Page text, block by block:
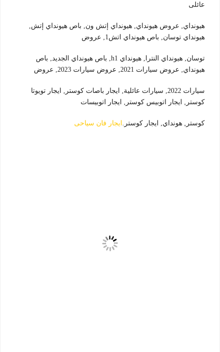
عائلى
هيونداي, عروض هيونداي, هيونداي إتش ون, باص هيونداي إتش,
هيونداي توسان, باص هيونداي اتش1, عروض
توسان, هيونداي النترا, هيونداي h1, باص هيونداي الجديد, باص
هيونداي, عروض سيارات 2021, عروض سيارات 2023, عروض
سيارات 2022, سيارات عائلية, ايجار باصات كوستر, ايجار تويوتا
كوستر, ايجار اتوبيس كوستر, ايجار اتوبيسات
كوستر, هونداي, ايجار كوستر. ايجار فان سياحى